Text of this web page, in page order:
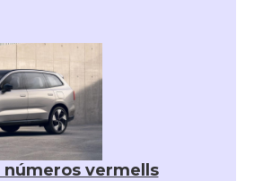
números vermells